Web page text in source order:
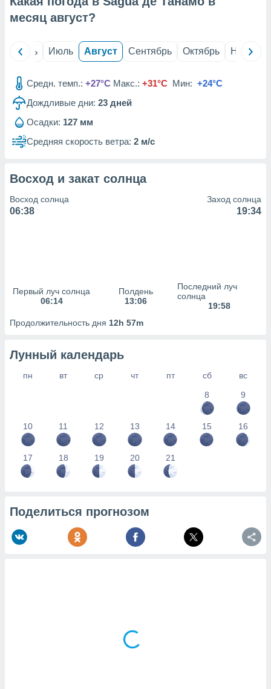
из
данных
наших 1199
месяц август?
Июнь Июль Август Сентябрь Октябрь Ноябрь
Средн. темп.: +27°C Макс.: +31°C Мин: +24°C
Дождливые дни: 23 дней
Осадки: 127 мм
Средняя скорость ветра: 2 м/с
Восход и закат солнца
Восход солнца
06:38
Заход солнца
19:34
Первый луч солнца
06:14
Полдень
13:06
Последний луч
солнца
19:58
Продолжительность дня 12h 57m
Лунный календарь
пн вт ср чт пт сб
вс
8
9
10 11 12 13 14 15 16
17 18 19 20 21
Поделиться прогнозом